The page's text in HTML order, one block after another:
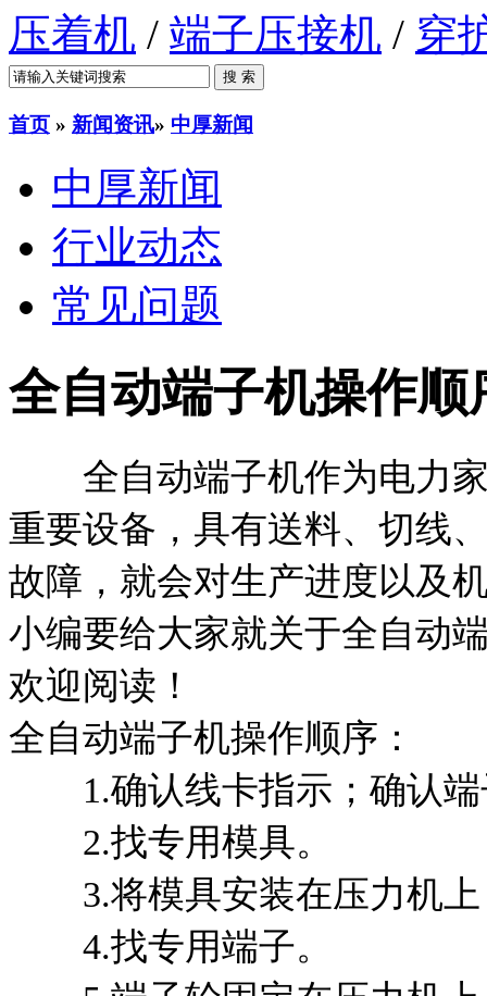
压着机 / 端子压接机 / 穿
首页 » 新闻资讯» 中厚新闻
中厚新闻
行业动态
常见问题
全自动端子机操作顺
全自动端子机作为电力家
重要设备，具有送料、切线
故障，就会对生产进度以及
小编要给大家就关于全自动
欢迎阅读！
全自动端子机操作顺序：
1.确认线卡指示；确认端
2.找专用模具。
3.将模具安装在压力机上
4.找专用端子。